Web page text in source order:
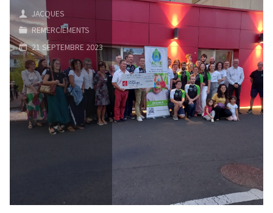
JACQUES
REMERCIEMENTS
21 SEPTEMBRE 2023